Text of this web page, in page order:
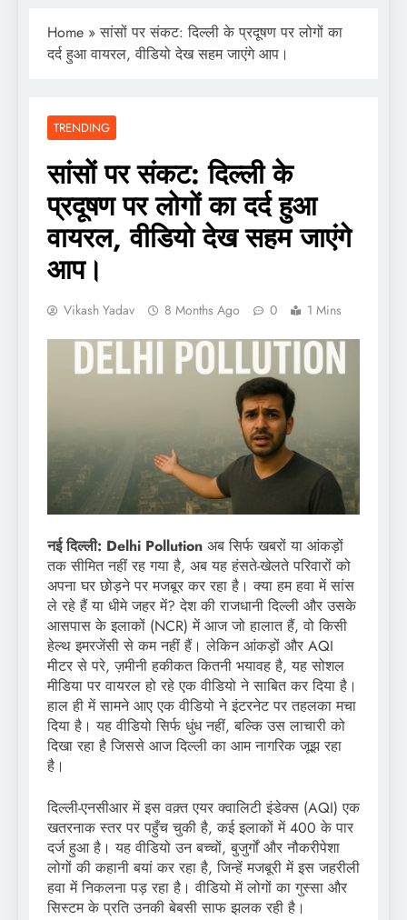
Home »सांसों पर संकट: दिल्ली के प्रदूषण पर लोगों का
दर्द हुआ वायरल, वीडियो देख सहम जाएंगे आप।
TRENDING
सांसों पर संकट: दिल्ली के
प्रदूषण पर लोगों का दर्द हुआ
वायरल, वीडियो देख सहम जाएंगे
आप।
Vikash Yadav 8 Months Ago 0 1 Mins
नई दिल्ली: Delhi Pollution अब सिर्फ खबरों या आंकड़ों
तक सीमित नहीं रह गया है, अब यह हंसते-खेलते परिवारों को
अपना घर छोड़ने पर मजबूर कर रहा है। क्या हम हवा में सांस
ले रहे हैं या धीमे जहर में? देश की राजधानी दिल्ली और उसके
आसपास के इलाकों (NCR) में आज जो हालात हैं, वो किसी
हेल्थ इमरजेंसी से कम नहीं हैं। लेकिन आंकड़ों और AQI
मीटर से परे, ज़मीनी हकीकत कितनी भयावह है, यह सोशल
मीडिया पर वायरल हो रहे एक वीडियो ने साबित कर दिया है।
हाल ही में सामने आए एक वीडियो ने इंटरनेट पर तहलका मचा
दिया है। यह वीडियो सिर्फ धुंध नहीं, बल्कि उस लाचारी को
दिखा रहा है जिससे आज दिल्ली का आम नागरिक जूझ रहा
है।
दिल्ली-एनसीआर में इस वक़्त एयर क्वालिटी इंडेक्स (AQI) एक
खतरनाक स्तर पर पहुँच चुकी है, कई इलाकों में 400 के पार
दर्ज हुआ है। यह वीडियो उन बच्चों, बुजुर्गों और नौकरीपेशा
लोगों की कहानी बयां कर रहा है, जिन्हें मजबूरी में इस जहरीली
हवा में निकलना पड़ रहा है। वीडियो में लोगों का गुस्सा और
सिस्टम के प्रति उनकी बेबसी साफ झलक रही है।